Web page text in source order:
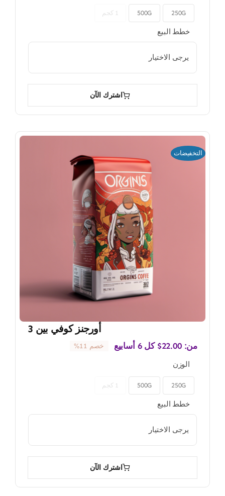
250G
500G 1 كجم
خطط البيع

اشترك الآن
التخفيضات
أورجنز كوفي بين 3
من: $22.00 كل 6 أسابيع خصم 11%
الوزن
250G
500G 1 كجم
خطط البيع

اشترك الآن